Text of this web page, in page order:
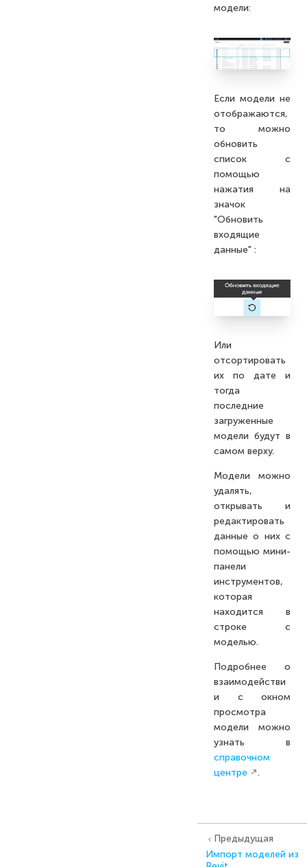
модели:
Если модели не
отображаются,
то можно
обновить
список с
помощью
нажатия на
значок
"Обновить
входящие
данные" :
Или
отсортировать
их по дате и
тогда
последние
загруженные
модели будут в
самом верху.
Модели можно
удалять,
открывать и
редактировать
данные о них с
помощью мини-
панели
инструментов,
которая
находится в
строке с
моделью.
Подробнее о
взаимодействи
и с окном
просмотра
модели можно
узнать в
справочном
центре
.
Предыдущая
Импорт моделей из